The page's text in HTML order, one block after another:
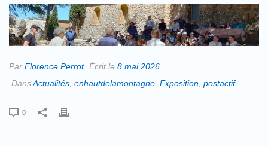
Par Florence Perrot Écrit le 8 mai 2026
DansActualités enhautdelamontagne Exposition postactif
0